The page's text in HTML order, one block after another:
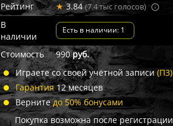
Рейтинг
★3.84(7.4 тыс голосов)
В
наличии
Есть в наличии: 1
Стоимость 990руб.
Играете со своей учётной записи(П3)
Гарантия12 месяцев
Вернитедо 50% бонусами
Покупка возможна после регистрации